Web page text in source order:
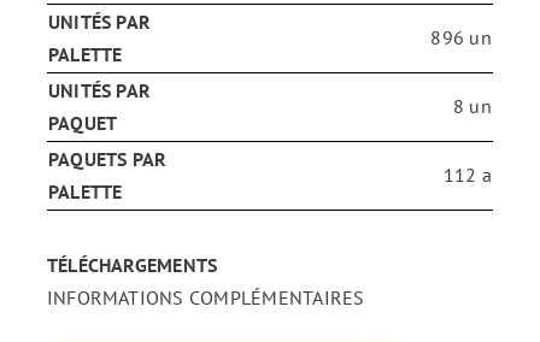
UNITÉS PAR
PALETTE
896 un
UNITÉS PAR
PAQUET
8 un
PAQUETS PAR
PALETTE
112 a
TÉLÉCHARGEMENTS
INFORMATIONS COMPLÉMENTAIRES